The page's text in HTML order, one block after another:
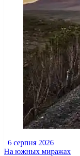
6 серпня 2026
На южных миражах